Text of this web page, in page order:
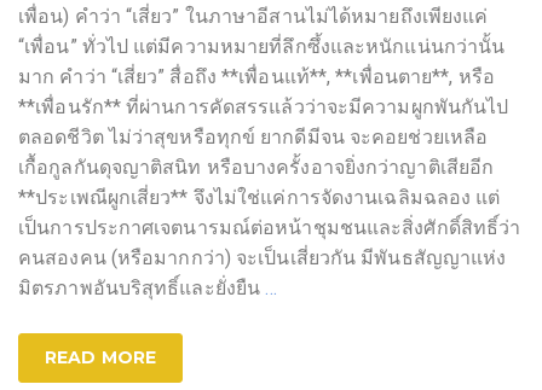
เพื่อน) คำว่า “เสี่ยว” ในภาษาอีสานไม่ได้หมายถึงเพียงแค่
“เพื่อน” ทั่วไป แต่มีความหมายที่ลึกซึ้งและหนักแน่นกว่านั้น
มาก คำว่า “เสี่ยว” สื่อถึง **เพื่อนแท้**, **เพื่อนตาย**, หรือ
**เพื่อนรัก** ที่ผ่านการคัดสรรแล้วว่าจะมีความผูกพันกันไป
ตลอดชีวิต ไม่ว่าสุขหรือทุกข์ ยากดีมีจน จะคอยช่วยเหลือ
เกื้อกูลกันดุจญาติสนิท หรือบางครั้งอาจยิ่งกว่าญาติเสียอีก
**ประเพณีผูกเสี่ยว** จึงไม่ใช่แค่การจัดงานเฉลิมฉลอง แต่
เป็นการประกาศเจตนารมณ์ต่อหน้าชุมชนและสิ่งศักดิ์สิทธิ์ว่า
คนสองคน (หรือมากกว่า) จะเป็นเสี่ยวกัน มีพันธสัญญาแห่ง
มิตรภาพอันบริสุทธิ์และยั่งยืน…
READ MORE